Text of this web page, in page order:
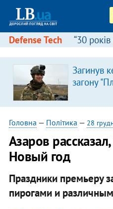
Defense Tech “30 років
Загинув
загону
Головна — Політика — 28
Азаров
Новый год
Праздники премьеру
пирогами и